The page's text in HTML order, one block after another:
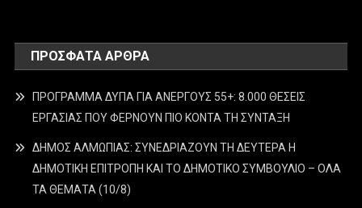
ΠΡΌΣΦΑΤΑ ΆΡΘΡΑ
ΠΡΟΓΡΑΜΜΑ ΔΥΠΑ ΓΙΑ ΑΝΕΡΓΟΥΣ 55+: 8.000 ΘΕΣΕΙΣ
ΕΡΓΑΣΙΑΣ ΠΟΥ ΦΕΡΝΟΥΝ ΠΙΟ ΚΟΝΤΑ ΤΗ ΣΥΝΤΑΞΗ
ΔΗΜΟΣ ΑΛΜΩΠΙΑΣ: ΣΥΝΕΔΡΙΑΖΟΥΝ ΤΗ ΔΕΥΤΕΡΑ H
ΔΗΜΟΤΙΚΗ ΕΠΙΤΡΟΠΗ ΚΑΙ ΤΟ ΔΗΜΟΤΙΚΟ ΣΥΜΒΟΥΛΙΟ – ΟΛΑ
ΤΑ ΘΕΜΑΤΑ (10/8)